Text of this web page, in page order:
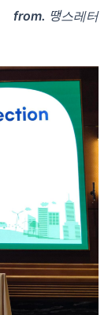
from. 땡스레터